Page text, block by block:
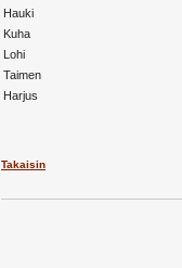
Hauki
Kuha
Lohi
Taimen
Harjus
Takaisin